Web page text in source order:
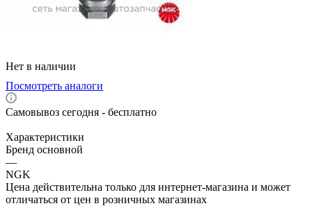
Нет в наличии
Посмотреть аналоги
Самовывоз сегодня - бесплатно
Характеристики
Бренд основной
—
NGK
Цена действительна только для интернет-магазина и может
отличаться от цен в розничных магазинах